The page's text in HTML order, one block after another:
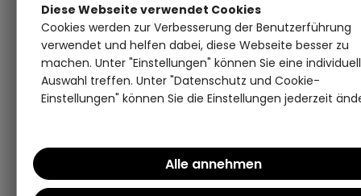
Diese Webseite verwendet Cookies
Cookies werden zur Verbesserung der Benutzerführung
verwendet und helfen dabei, diese Webseite besser zu
machen. Unter "Einstellungen" können Sie eine
Auswahl treffen. Unter "Datenschutz und Cookie-
Einstellungen" können Sie die Einstellungen jederzeit